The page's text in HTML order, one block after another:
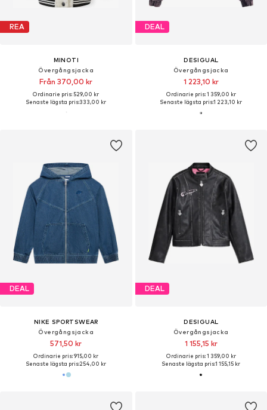
REA
MINOTI
Övergångsjacka
Från 370,00 kr
Ordinarie pris: 529,00 kr
Senaste lägsta pris:333,00 kr
DEAL
DESIGUAL
Övergångsjacka
1 223,10 kr
Ordinarie pris: 1 359,00 kr
Senaste lägsta pris:1 223,10 kr
DEAL
NIKE SPORTSWEAR
Övergångsjacka
571,50 kr
Ordinarie pris: 915,00 kr
Senaste lägsta pris:254,00 kr
DEAL
DESIGUAL
Övergångsjacka
1 155,15 kr
Ordinarie pris: 1 359,00 kr
Senaste lägsta pris:1 155,15 kr